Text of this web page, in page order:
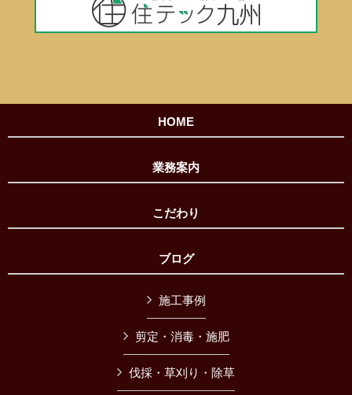
HOME
業務案内
こだわり
ブログ
施工事例
剪定・消毒・施肥
伐採・草刈り・除草